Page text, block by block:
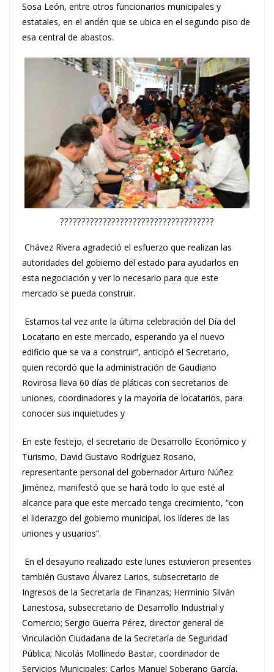
Sosa León, entre otros funcionarios municipales y
estatales, en el andén que se ubica en el segundo piso de
esa central de abastos.
????????????????????????????????????
Chávez Rivera agradeció el esfuerzo que realizan las
autoridades del gobierno del estado para ayudarlos en
esta negociación y ver lo necesario para que este
mercado se pueda construir.
Estamos tal vez ante la última celebración del Día del
Locatario en este mercado, esperando ya el nuevo
edificio que se va a construir”, anticipó el Secretario,
quien recordó que la administración de Gaudiano
Rovirosa lleva 60 días de pláticas con secretarios de
uniones, coordinadores y la mayoría de locatarios, para
conocer sus inquietudes y
En este festejo, el secretario de Desarrollo Económico y
Turismo, David Gustavo Rodríguez Rosario,
representante personal del gobernador Arturo Núñez
Jiménez, manifestó que se hará todo lo que esté al
alcance para que este mercado tenga crecimiento, “con
el liderazgo del gobierno municipal, los líderes de las
uniones y usuarios”.
En el desayuno realizado este lunes estuvieron presentes
también Gustavo Álvarez Larios, subsecretario de
Ingresos de la Secretaría de Finanzas; Herminio Silván
Lanestosa, subsecretario de Desarrollo Industrial y
Comercio; Sergio Guerra Pérez, director general de
Vinculación Ciudadana de la Secretaría de Seguridad
Pública; Nicolás Mollinedo Bastar, coordinador de
Servicios Municipales; Carlos Manuel Soberano García,